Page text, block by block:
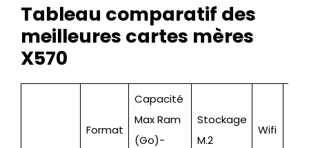
Tableau comparatif des
meilleures cartes mères
X570
Format
Capacité
Max Ram
(Go)-
Stockage
M.2
Wifi